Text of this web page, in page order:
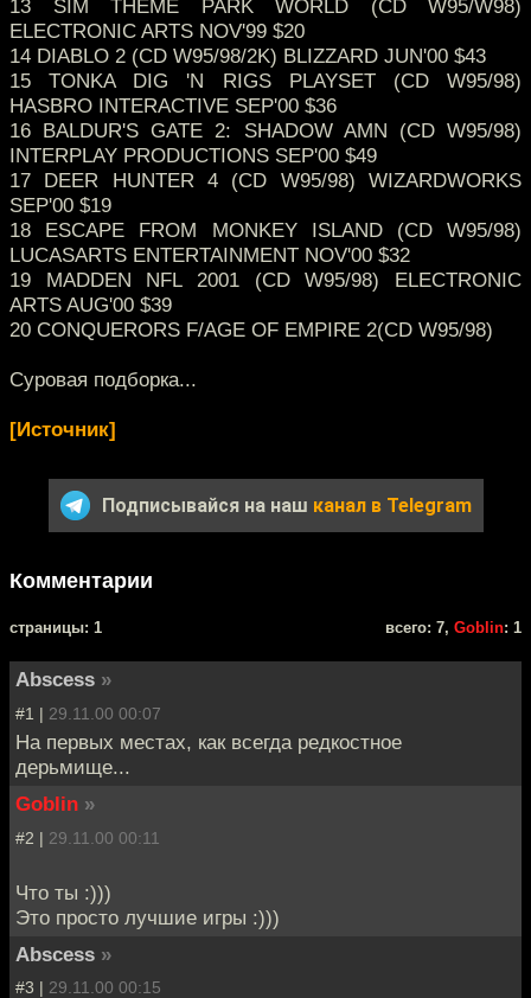
13 SIM THEME PARK WORLD (CD W95/W98)
ELECTRONIC ARTS NOV'99 $20
14 DIABLO 2 (CD W95/98/2K) BLIZZARD JUN'00 $43
15 TONKA DIG 'N RIGS PLAYSET (CD W95/98)
HASBRO INTERACTIVE SEP'00 $36
16 BALDUR'S GATE 2: SHADOW AMN (CD W95/98)
INTERPLAY PRODUCTIONS SEP'00 $49
17 DEER HUNTER 4 (CD W95/98) WIZARDWORKS
SEP'00 $19
18 ESCAPE FROM MONKEY ISLAND (CD W95/98)
LUCASARTS ENTERTAINMENT NOV'00 $32
19 MADDEN NFL 2001 (CD W95/98) ELECTRONIC
ARTS AUG'00 $39
20 CONQUERORS F/AGE OF EMPIRE 2(CD W95/98)
Суровая подборка...
[Источник]
Подписывайся на наш канал в Telegram
Комментарии
cтраницы: 1 всего: 7, Goblin: 1
Abscess »
#1 | 29.11.00 00:07
На первых местах, как всегда редкостное
дерьмище...
Goblin »
#2 | 29.11.00 00:11
Что ты :)))
Это просто лучшие игры :)))
Abscess »
#3 | 29.11.00 00:15